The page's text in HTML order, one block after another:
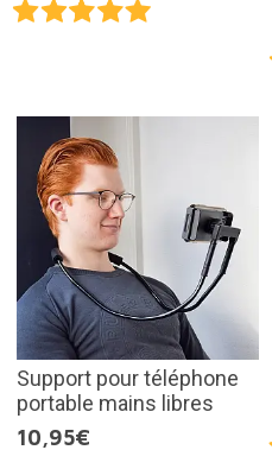
Support pour téléphone
portable mains libres
10,95€